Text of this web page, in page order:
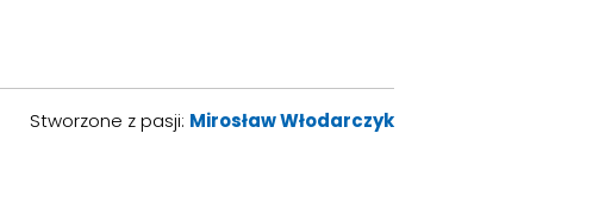
Stworzone z pasji: Mirosław Włodarczyk